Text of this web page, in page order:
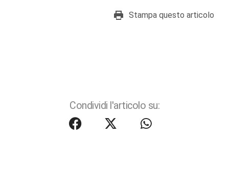
Stampa questo articolo
Condividi l'articolo su: